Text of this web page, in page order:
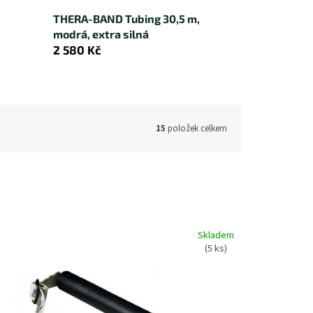
THERA-BAND Tubing 30,5 m,
modrá, extra silná
2 580 Kč
15 položek celkem
Skladem
(5 ks)